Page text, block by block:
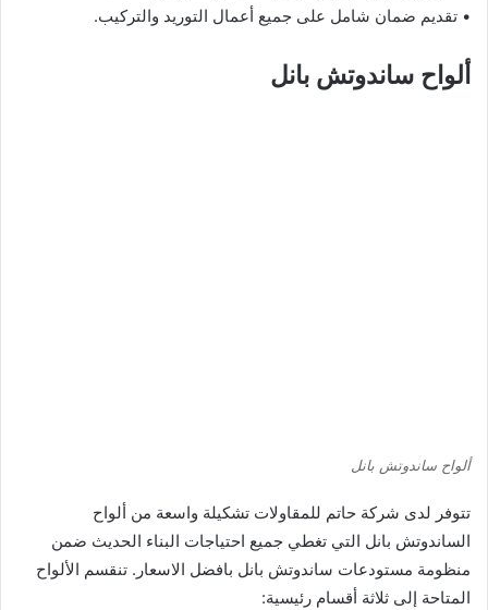
• تقديم ضمان شامل على جميع أعمال التوريد والتركيب.
ألواح ساندوتش بانل
ألواح ساندوتش بانل
تتوفر لدى شركة حاتم للمقاولات تشكيلة واسعة من ألواح
الساندوتش بانل التي تغطي جميع احتياجات البناء الحديث ضمن
منظومة مستودعات ساندوتش بانل بافضل الاسعار. تنقسم الألواح
المتاحة إلى ثلاثة أقسام رئيسية: